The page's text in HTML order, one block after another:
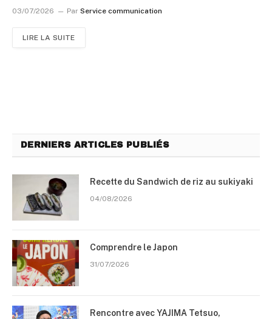
03/07/2026 Par Service communication
LIRE LA SUITE
DERNIERS ARTICLES PUBLIÉS
Recette du Sandwich de riz au sukiyaki
04/08/2026
Comprendre le Japon
31/07/2026
Rencontre avec YAJIMA Tetsuo,